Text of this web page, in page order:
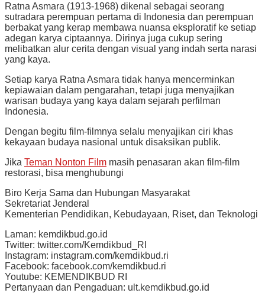
Ratna Asmara (1913-1968) dikenal sebagai seorang
sutradara perempuan pertama di Indonesia dan perempuan
berbakat yang kerap membawa nuansa eksploratif ke setiap
adegan karya ciptaannya. Dirinya juga cukup sering
melibatkan alur cerita dengan visual yang indah serta narasi
yang kaya.
Setiap karya Ratna Asmara tidak hanya mencerminkan
kepiawaian dalam pengarahan, tetapi juga menyajikan
warisan budaya yang kaya dalam sejarah perfilman
Indonesia.
Dengan begitu film-filmnya selalu menyajikan ciri khas
kekayaan budaya nasional untuk disaksikan publik.
Jika Teman Nonton Film masih penasaran akan film-film
restorasi, bisa menghubungi
Biro Kerja Sama dan Hubungan Masyarakat
Sekretariat Jenderal
Kementerian Pendidikan, Kebudayaan, Riset, dan Teknologi
Laman: kemdikbud.go.id
Twitter: twitter.com/Kemdikbud_RI
Instagram: instagram.com/kemdikbud.ri
Facebook: facebook.com/kemdikbud.ri
Youtube: KEMENDIKBUD RI
Pertanyaan dan Pengaduan: ult.kemdikbud.go.id